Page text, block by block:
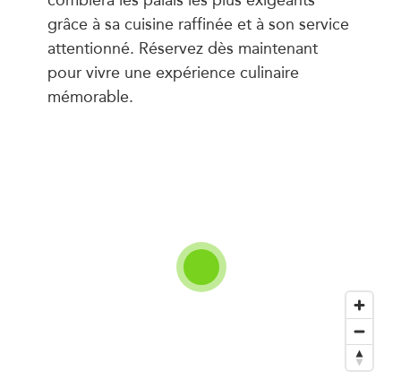
grâce à sa cuisine raffinée et à son service
attentionné. Réservez dès maintenant
pour vivre une expérience culinaire
mémorable.